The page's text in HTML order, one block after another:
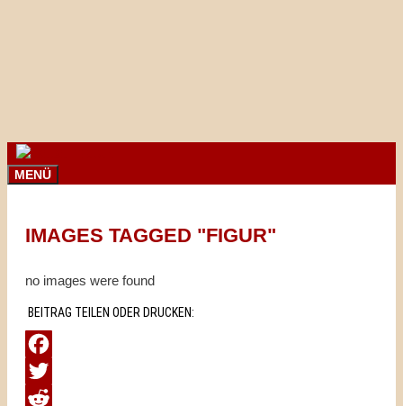
MENÜ
IMAGES TAGGED "FIGUR"
no images were found
BEITRAG TEILEN ODER DRUCKEN:
Facebook
Twitter